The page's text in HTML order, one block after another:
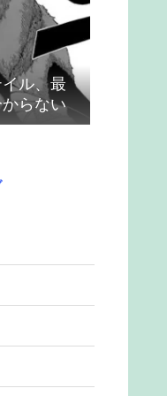
イル、最
らない